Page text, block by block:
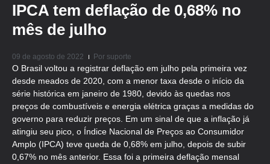
IPCA tem deflação de 0,68% no
mês de julho
09 de agosto de 2022 Por suporte
O Brasil voltou a registrar deflação em julho pela primeira vez
desde meados de 2020, com a menor taxa desde o início da
série histórica em janeiro de 1980, devido às quedas nos
preços de combustíveis e energia elétrica graças a medidas do
governo para reduzir preços. Em um sinal de que a inflação já
atingiu seu pico, o Índice Nacional de Preços ao Consumidor
Amplo (IPCA) teve queda de 0,68% em julho, depois de subir
0,67% no mês anterior. Essa foi a primeira deflação mensal